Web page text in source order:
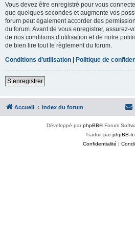
Vous devez être enregistré pour vous
que quelques secondes et augmente vos
forum peut également accorder des
du forum. Avant de vous enregistrer, assurez-
de nos conditions d’utilisation et de notre
de bien lire tout le règlement du forum.
Conditions d’utilisation | Politique de
S’enregistrer
Accueil Index du forum
Développé parphpBB® Forum
Traduit parphpBB-
Confidentialité |